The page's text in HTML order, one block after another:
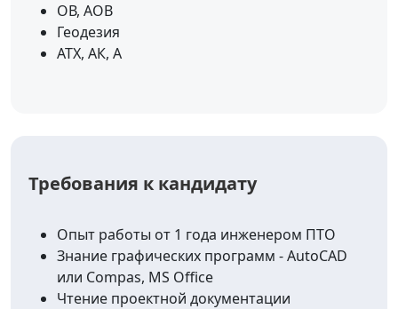
ОВ, АОВ
Геодезия
АТХ, АК, А
Требования к кандидату
Опыт работы от 1 года инженером ПТО
Знание графических программ - AutoCAD
или Compas, MS Office
Чтение проектной документации